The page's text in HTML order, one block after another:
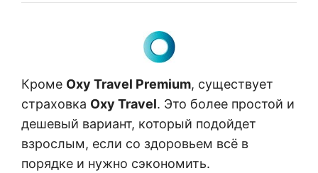
Кроме Oxy Travel Premium, существует
страховка Oxy Travel. Это более простой и
дешевый вариант, который подойдет
взрослым, если со здоровьем всё в
порядке и нужно сэкономить.